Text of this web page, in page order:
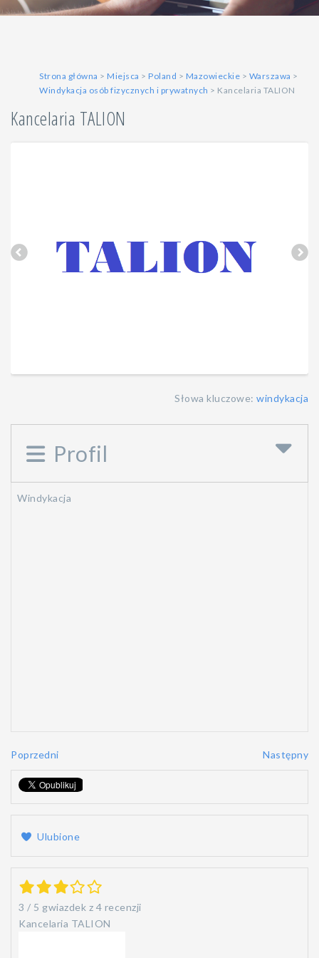
Strona główna > Miejsca > Poland > Mazowieckie > Warszawa >
Windykacja osób fizycznych i prywatnych > Kancelaria TALION
Kancelaria TALION
Słowa kluczowe: windykacja
Profil
Windykacja
Poprzedni Następny
Ulubione
3 / 5 gwiazdek z 4 recenzji
Kancelaria TALION